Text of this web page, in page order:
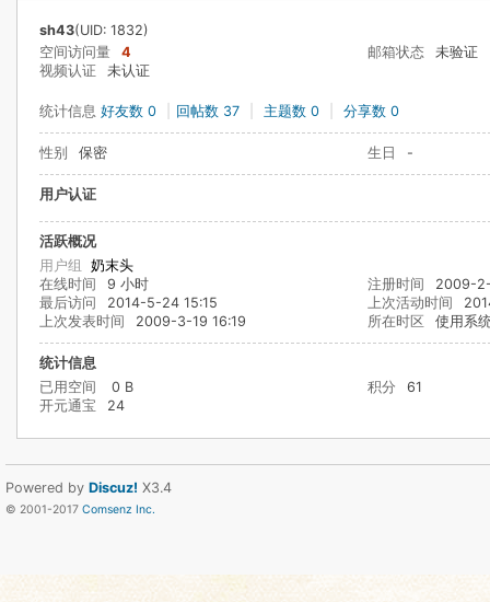
sh43(UID: 1832)
空间访问量
4 邮箱状态
未验证
视频认证
未认证
统计信息 好友数 0 回帖数 37 主题数 0 分享数 0
性别 保密 生日 -
用户认证
活跃概况
用户组 奶末头
在线时间
9 小时 注册时间
2009-
最后访问
2014-5-24 15:15 上次活动时间
上次发表时间
2009-3-19 16:19 所在时区 使用系
统计信息
已用空间
0 B 积分
61
开元通宝
24
Powered by Discuz! X3.4
© 2001-2017 Comsenz Inc.